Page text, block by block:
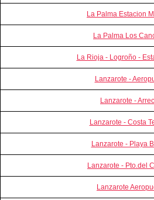
La Palma Estacion
La Palma Los
La Rioja - Logroño -
Lanzarote -
Lanzarote -
Lanzarote - Costa
Lanzarote - Playa
Lanzarote - Pto.del
Lanzarote